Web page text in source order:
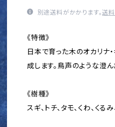
別途送料がかかります。送
《特徴》
日本で育った木のオカリナ
成します。鳥声のような澄
《樹種》
スギ、トチ、タモ、くわ、くる